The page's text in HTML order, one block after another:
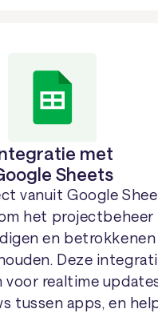
met
Sheets
vanuit Google
het projectbeheer
en
Deze
realtime
tussen apps, en